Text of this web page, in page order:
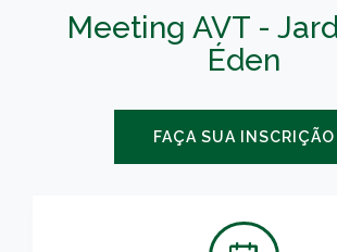
Meeting AVT -
Éden
FAÇA SUA INSCRIÇÃO